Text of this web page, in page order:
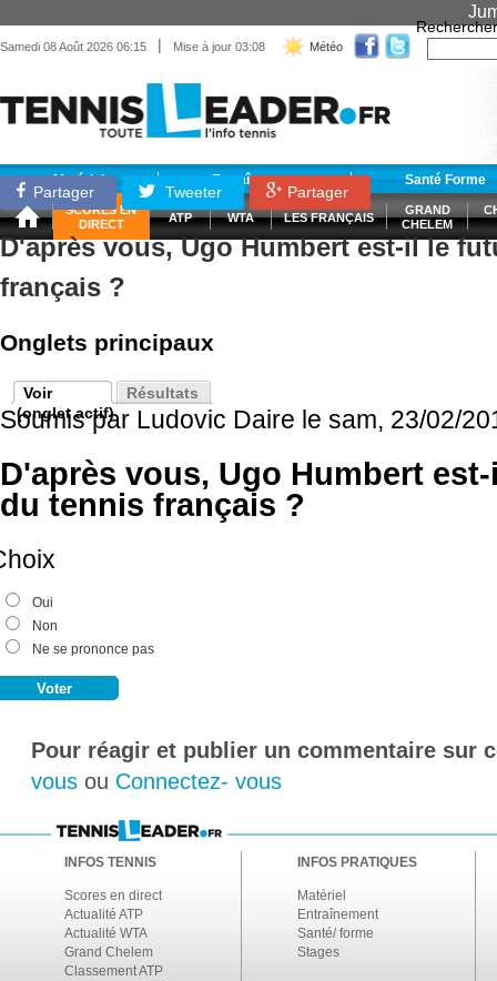
Samedi 08 Août 2026 06:15 | Mise à jour 03:08 Météo
Rechercher
Matériel Entraînement Santé Forme
SCORES EN
DIRECT
ATP WTA LES FRANÇAIS
GRAND
CHELEM
Partager Tweeter Partager
D'après vous, Ugo Humbert est-il le
français ?
Onglets principaux
Voir
(onglet actif)
Résultats
Soumis par Ludovic Daire le sam, 23/02/
D'après vous, Ugo Humbert
du tennis français ?
Oui
Non
Ne se prononce pas
Pour réagir et publier un commentaire sur
vous ou Connectez- vous
INFOS TENNIS
Scores en direct
Actualité ATP
Actualité WTA
Grand Chelem
Classement ATP
INFOS PRATIQUES
Matériel
Entraînement
Santé/ forme
Stages